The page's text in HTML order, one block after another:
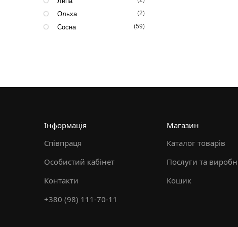
Ольха (2)
Сосна (59)
Інформація
Співпраця
Особистий кабінет
Контакти
+380 (98) 111-70-11
Магазин
Каталог товарів
Послуги та
Кошик